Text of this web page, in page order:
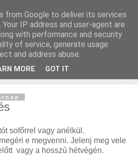
:
sofőrrel vagy anélkül.
e megvenni. Jelenj meg vele
vagy a hosszú hétvégén.
from Google to deliver its services
IP address and user-agent are
with performance and security
of service, generate usage
and address abuse.
MORE GOT IT